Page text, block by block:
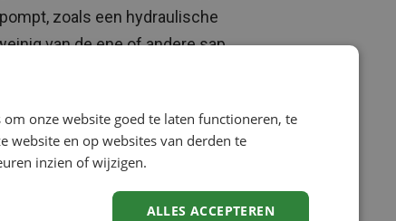
zoals een hydraulische
van de ene of andere sap,
pomp.
ik ben’ uitspraak in een tijd van
moment dat we in de 19e eeuw
onze website goed te laten functioneren, te
website en op websites van derden te
inzien of wijzigen.
ALLES ACCEPTEREN